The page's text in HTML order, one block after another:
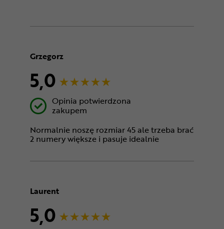
Grzegorz
5,0
Opinia potwierdzona
zakupem
Normalnie noszę rozmiar 45 ale trzeba brać
2 numery większe i pasuje idealnie
Laurent
5,0